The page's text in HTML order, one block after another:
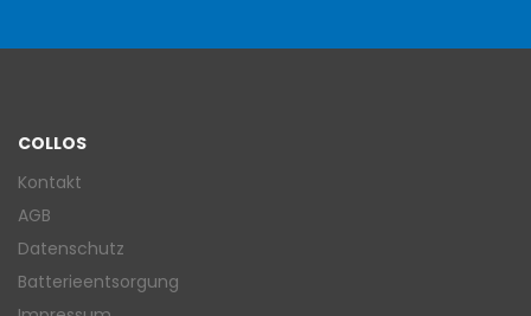
COLLOS
Kontakt
AGB
Datenschutz
Batterieentsorgung